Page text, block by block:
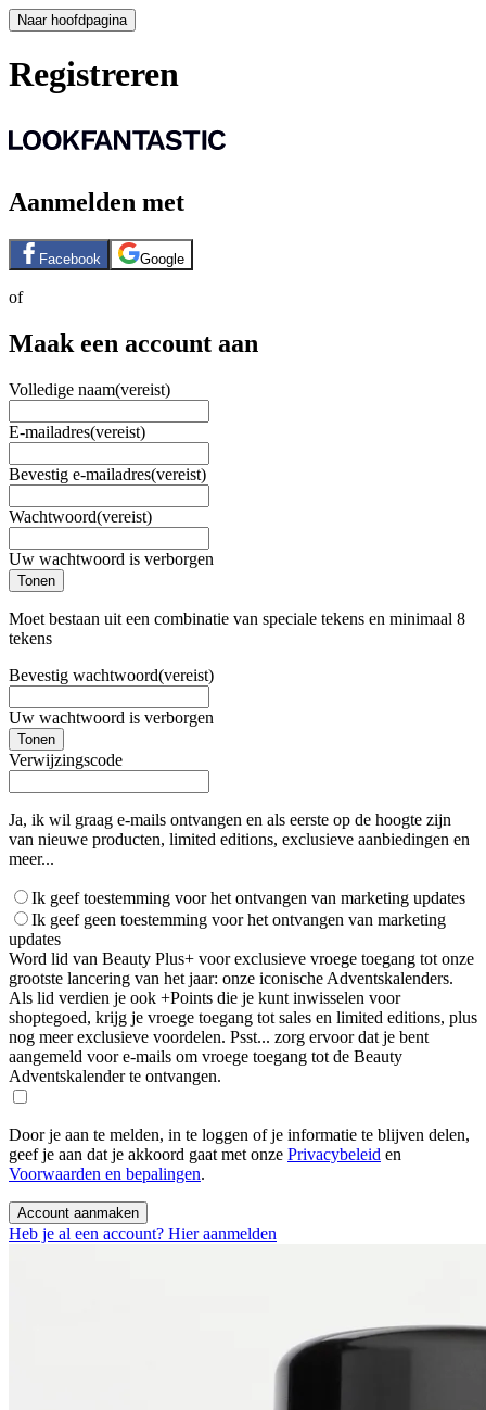
Naar hoofdpagina
Registreren
Aanmelden met
Facebook Google
of
Maak een account aan
Volledige naam(vereist)
E-mailadres(vereist)
Bevestig e-mailadres(vereist)
Wachtwoord(vereist)
Uw wachtwoord is verborgen
Tonen
Moet bestaan uit een combinatie van speciale tekens en minimaal 8
tekens
Bevestig wachtwoord(vereist)
Uw wachtwoord is verborgen
Tonen
Verwijzingscode
Ja, ik wil graag e-mails ontvangen en als eerste op de hoogte zijn
van nieuwe producten, limited editions, exclusieve aanbiedingen en
meer...
Ik geef toestemming voor het ontvangen van marketing updates
Ik geef geen toestemming voor het ontvangen van marketing
updates
Word lid van Beauty Plus+ voor exclusieve vroege toegang tot onze
grootste lancering van het jaar: onze iconische Adventskalenders.
Als lid verdien je ook +Points die je kunt inwisselen voor
shoptegoed, krijg je vroege toegang tot sales en limited editions, plus
nog meer exclusieve voordelen. Psst... zorg ervoor dat je bent
aangemeld voor e-mails om vroege toegang tot de Beauty
Adventskalender te ontvangen.
Door je aan te melden, in te loggen of je informatie te blijven delen,
geef je aan dat je akkoord gaat met onze Privacybeleid en
Voorwaarden en bepalingen.
Account aanmaken
Heb je al een account? Hier aanmelden